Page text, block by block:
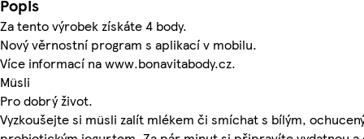
Popis
Za tento výrobek získáte 4 body.
Nový věrnostní program s aplikací v mobilu.
Více informací na www.bonavitabody.cz.
Müsli
Pro dobrý život.
Vyzkoušejte si müsli zalít mlékem či smíchat s bílým,